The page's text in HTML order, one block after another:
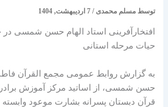
توسط مسلم محمدی/7 اردیبهشت, 1404
افتخارآفرینی استاد الهام حسن شمسی
حیات مرحله استانی
به گزارش روابط عمومی مجمع القرآن
حسن شمسی، از اساتید مرکز آموزش
قرآن دبستان پسرانه بشارت موعود